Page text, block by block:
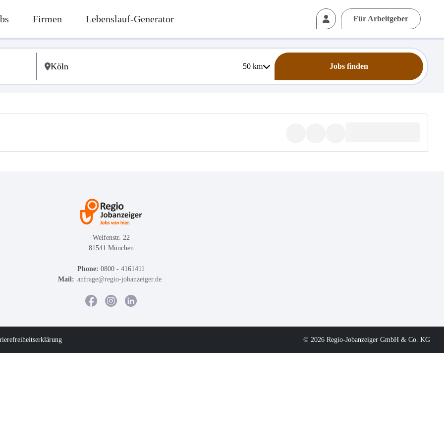
Firmen Lebenslauf-Generator Für Arbeitgeber
50km Jobs finden
Welfenstr. 22
81541 München
Phone: 0800 - 4161411
Mail: anfrage@regio-jobanzeiger.de
© 2026 Regio-Jobanzeiger GmbH & Co. KG